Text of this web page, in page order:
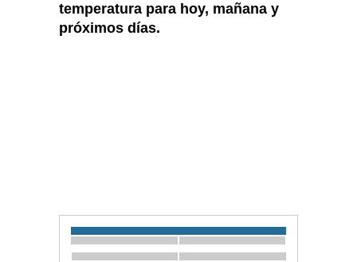
temperatura para hoy, mañana y
próximos días.